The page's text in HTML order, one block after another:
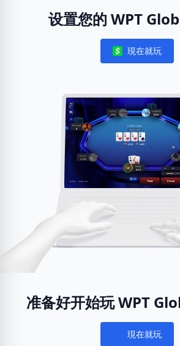
设置您的 WPT
Notifications
現在就玩
准备好开始玩 WPT
Notifications
現在就玩